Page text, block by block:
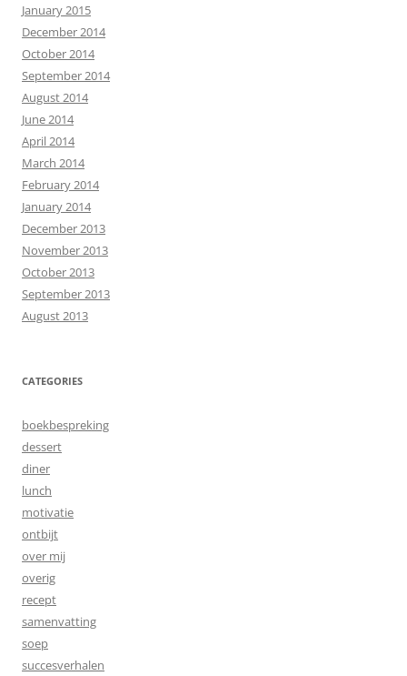
January 2015
December 2014
October 2014
September 2014
August 2014
June 2014
April 2014
March 2014
February 2014
January 2014
December 2013
November 2013
October 2013
September 2013
August 2013
CATEGORIES
boekbespreking
dessert
diner
lunch
motivatie
ontbijt
over mij
overig
recept
samenvatting
soep
succesverhalen